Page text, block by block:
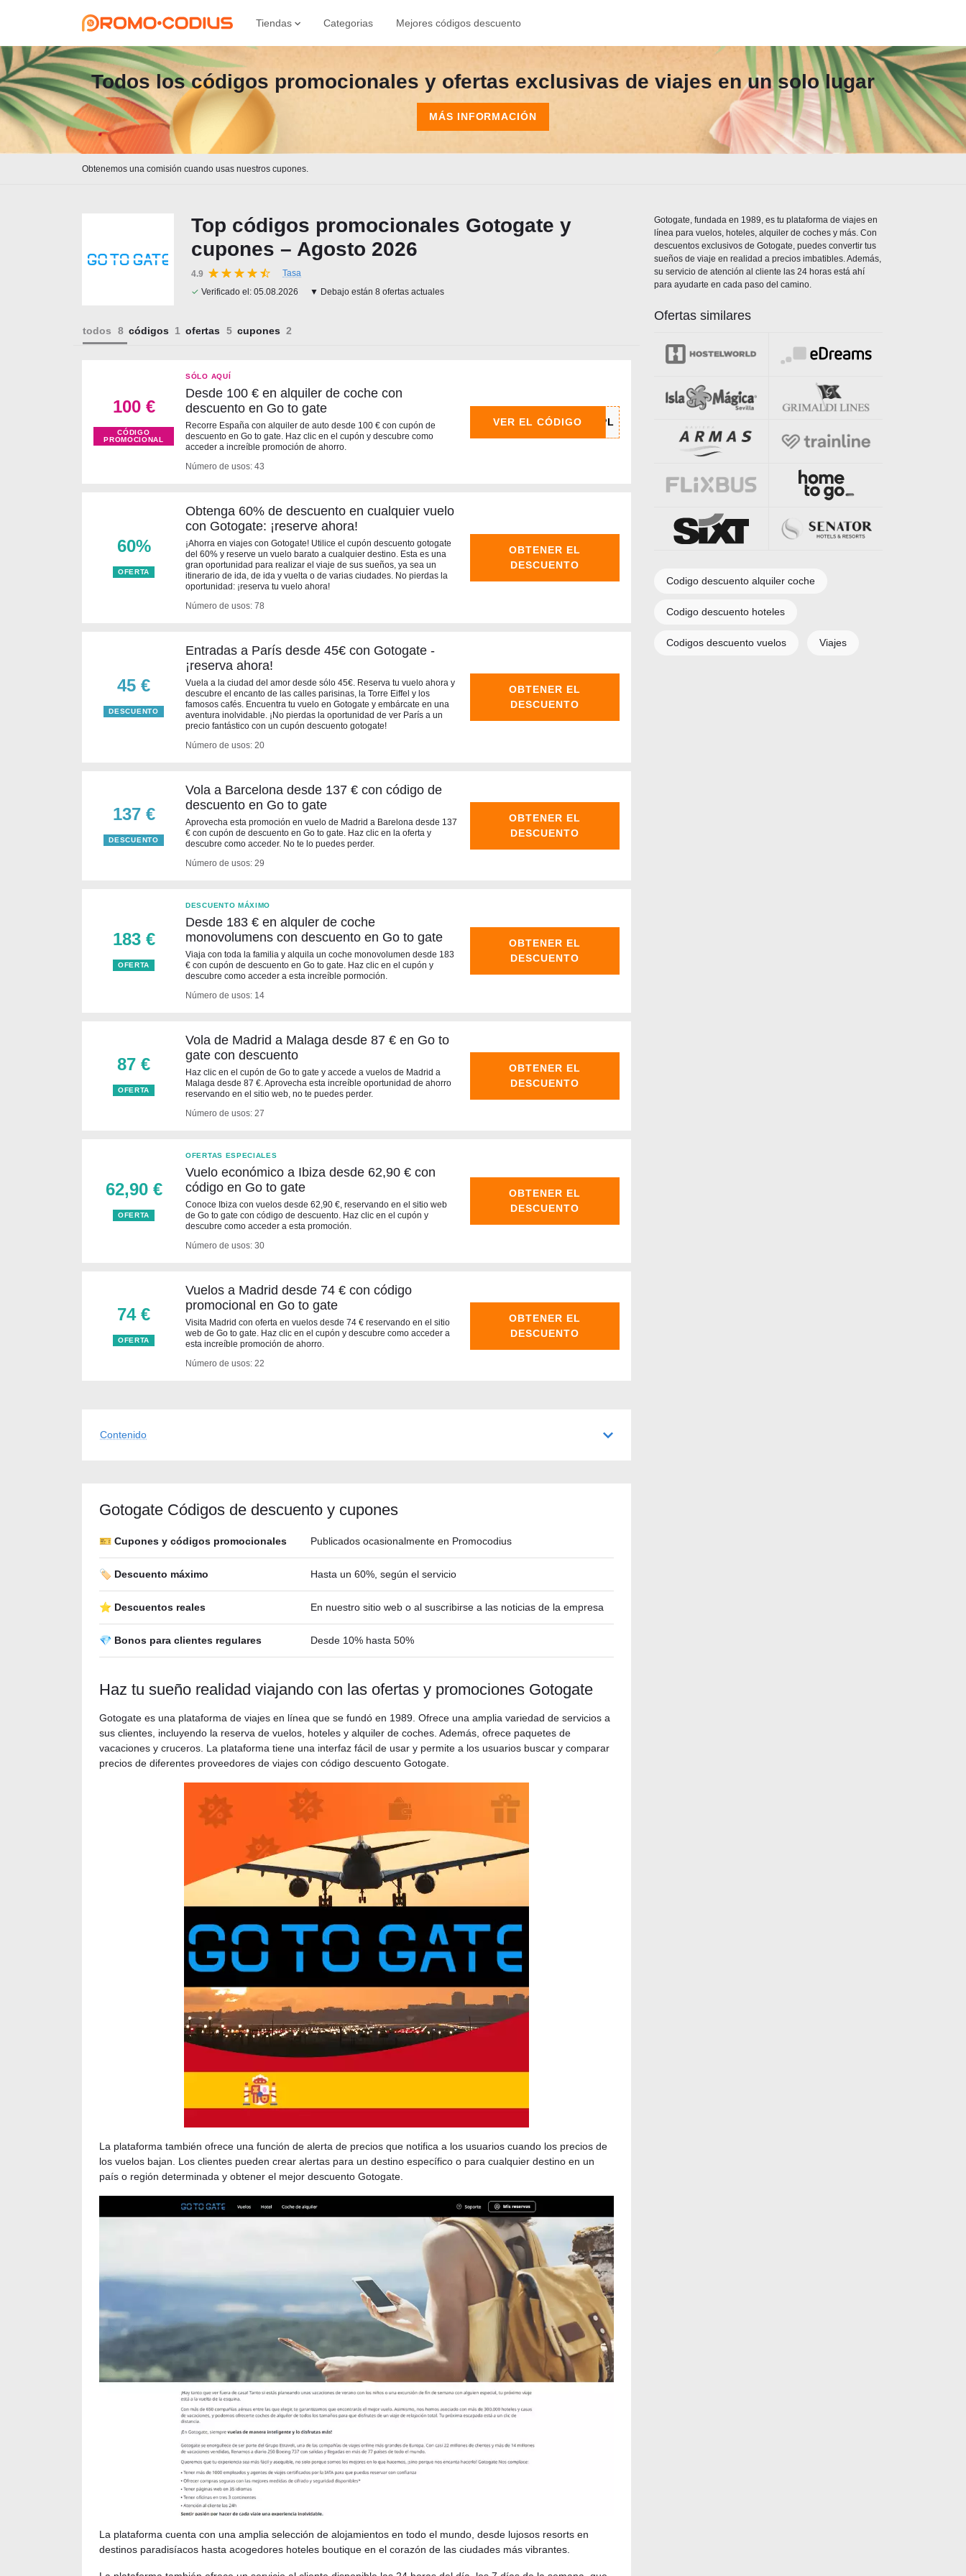
Tiendas Categorias Mejores códigos descuento
Todos los códigos promocionales y ofertas exclusivas de viajes en un solo lugar
MÁS INFORMACIÓN
Obtenemos una comisión cuando usas nuestros cupones.
Top códigos promocionales Gotogate y
cupones – Agosto 2026
4.9
Tasa
✓ Verificado el: 05.08.2026 ▼ Debajo están 8 ofertas actuales
todos códigos ofertas cupones
100 €
CÓDIGO
PROMOCIONAL
SÓLO AQUÍ
Desde 100 € en alquiler de coche con
descuento en Go to gate
Recorre España con alquiler de auto desde 100 € con cupón de
descuento en Go to gate. Haz clic en el cupón y descubre como
acceder a increíble promoción de ahorro.
Número de usos: 43
VER EL CÓDIGO
60%
OFERTA
Obtenga 60% de descuento en cualquier vuelo
con Gotogate: ¡reserve ahora!
¡Ahorra en viajes con Gotogate! Utilice el cupón descuento gotogate
del 60% y reserve un vuelo barato a cualquier destino. Esta es una
gran oportunidad para realizar el viaje de sus sueños, ya sea un
itinerario de ida, de ida y vuelta o de varias ciudades. No pierdas la
oportunidad: ¡reserva tu vuelo ahora!
Número de usos: 78
OBTENER EL
DESCUENTO
45 €
DESCUENTO
Entradas a París desde 45€ con Gotogate -
¡reserva ahora!
Vuela a la ciudad del amor desde sólo 45€. Reserva tu vuelo ahora y
descubre el encanto de las calles parisinas, la Torre Eiffel y los
famosos cafés. Encuentra tu vuelo en Gotogate y embárcate en una
aventura inolvidable. ¡No pierdas la oportunidad de ver París a un
precio fantástico con un cupón descuento gotogate!
Número de usos: 20
OBTENER EL
DESCUENTO
137 €
DESCUENTO
Vola a Barcelona desde 137 € con código de
descuento en Go to gate
Aprovecha esta promoción en vuelo de Madrid a Barelona desde 137
€ con cupón de descuento en Go to gate. Haz clic en la oferta y
descubre como acceder. No te lo puedes perder.
Número de usos: 29
OBTENER EL
DESCUENTO
183 €
OFERTA
DESCUENTO MÁXIMO
Desde 183 € en alquler de coche
monovolumens con descuento en Go to gate
Viaja con toda la familia y alquila un coche monovolumen desde 183
€ con cupón de descuento en Go to gate. Haz clic en el cupón y
descubre como acceder a esta increíble pormoción.
Número de usos: 14
OBTENER EL
DESCUENTO
87 €
OFERTA
Vola de Madrid a Malaga desde 87 € en Go to
gate con descuento
Haz clic en el cupón de Go to gate y accede a vuelos de Madrid a
Malaga desde 87 €. Aprovecha esta increíble oportunidad de ahorro
reservando en el sitio web, no te puedes perder.
Número de usos: 27
OBTENER EL
DESCUENTO
62,90 €
OFERTA
OFERTAS ESPECIALES
Vuelo económico a Ibiza desde 62,90 € con
código en Go to gate
Conoce Ibiza con vuelos desde 62,90 €, reservando en el sitio web
de Go to gate con código de descuento. Haz clic en el cupón y
descubre como acceder a esta promoción.
Número de usos: 30
OBTENER EL
DESCUENTO
74 €
OFERTA
Vuelos a Madrid desde 74 € con código
promocional en Go to gate
Visita Madrid con oferta en vuelos desde 74 € reservando en el sitio
web de Go to gate. Haz clic en el cupón y descubre como acceder a
esta increíble promoción de ahorro.
Número de usos: 22
OBTENER EL
DESCUENTO
Contenido
Gotogate Códigos de descuento y cupones
🎫 Cupones y códigos promocionales Publicados ocasionalmente en Promocodius
🏷️ Descuento máximo Hasta un 60%, según el servicio
⭐ Descuentos reales En nuestro sitio web o al suscribirse a las noticias de la empresa
💎 Bonos para clientes regulares Desde 10% hasta 50%
Haz tu sueño realidad viajando con las ofertas y promociones Gotogate
Gotogate es una plataforma de viajes en línea que se fundó en 1989. Ofrece una amplia variedad de servicios a
sus clientes, incluyendo la reserva de vuelos, hoteles y alquiler de coches. Además, ofrece paquetes de
vacaciones y cruceros. La plataforma tiene una interfaz fácil de usar y permite a los usuarios buscar y comparar
precios de diferentes proveedores de viajes con código descuento Gotogate.
La plataforma también ofrece una función de alerta de precios que notifica a los usuarios cuando los precios de
los vuelos bajan. Los clientes pueden crear alertas para un destino específico o para cualquier destino en un
país o región determinada y obtener el mejor descuento Gotogate.
La plataforma cuenta con una amplia selección de alojamientos en todo el mundo, desde lujosos resorts en
destinos paradisíacos hasta acogedores hoteles boutique en el corazón de las ciudades más vibrantes.
Gotogate, fundada en 1989, es tu plataforma de viajes en
línea para vuelos, hoteles, alquiler de coches y más. Con
descuentos exclusivos de Gotogate, puedes convertir tus
sueños de viaje en realidad a precios imbatibles. Además,
su servicio de atención al cliente las 24 horas está ahí
para ayudarte en cada paso del camino.
Ofertas similares
Codigo descuento alquiler coche
Codigo descuento hoteles
Codigos descuento vuelos Viajes